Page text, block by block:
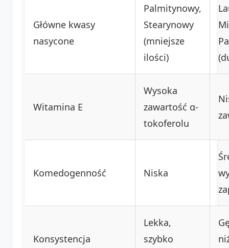
Główne kwasy
nasycone
Palmitynowy,
Stearynowy
(mniejsze
ilości)
Witamina E
Wysoka
zawartość α-
tokoferolu
Komedogenność Niska
Konsystencja
Lekka,
szybko